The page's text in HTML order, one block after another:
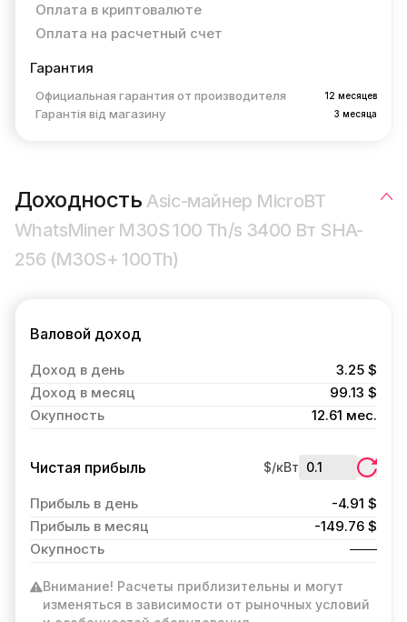
Оплата в криптовалюте
Оплата на расчетный счет
Гарантия
Официальная гарантия от производителя 12 месяцев
Гарантія від магазину 3 месяца
ДоходностьAsic-майнер MicroBT
WhatsMiner M30S 100 Th/s 3400 Вт SHA-
256 (M30S+ 100Th)
Валовой доход
Доход в день
3.25 $
Доход в месяц
99.13 $
Окупность
12.61 мес.
Чистая прибыль $/кВт
Прибыль в день
-4.91 $
Прибыль в месяц
-149.76 $
Окупность
Внимание! Расчеты приблизительны и могут
изменяться в зависимости от рыночных условий